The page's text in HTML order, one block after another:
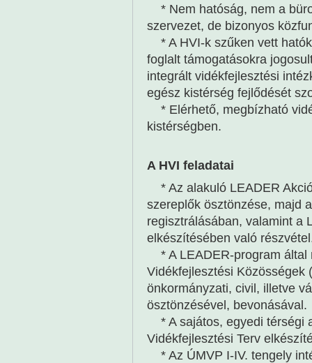
* Nem hatóság, nem a
szervezet, de bizonyos
* A HVI-k szűken vett
foglalt támogatásokra
integrált vidékfejlesztési
egész kistérség fejlődését
* Elérhető, megbízható
kistérségben.
A HVI feladatai
* Az alakuló LEADER
szereplők ösztönzése, majd
regisztrálásában, valamint a
elkészítésében való
* A LEADER-program által
Vidékfejlesztési Közösségek
önkormányzati, civil, illetve
ösztönzésével, bevonásával.
* A sajátos, egyedi térségi
Vidékfejlesztési Terv
* Az ÚMVP I-IV. tengely